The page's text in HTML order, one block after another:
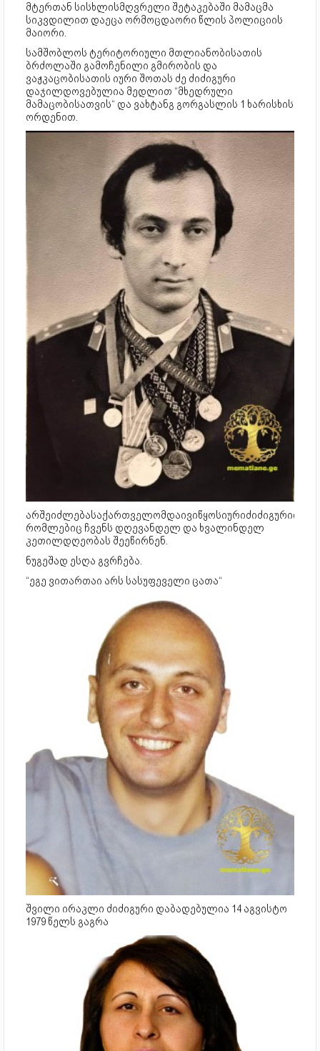
მტერთან სისხლისმღვრელი შეტაკებაში მამაცმა
სიკვდილით დაეცა ორმოცდაორი წლის პოლიციის
მაიორი.
სამშობლოს ტერიტორიული მთლიანობისათის
ბრძოლაში გამოჩენილი გმირობის და
ვაჟკაცობისათის იური შოთას ძე ძიძიგური
დაჯილდოვებულია მედლით “მხედრული
მამაცობისათვის“ და ვახტანგ გორგასლის 1 ხარისხის
ორდენით.
რომლებიც ჩვენს დღევანდელ და ხვალინდელ
კეთილდღეობას შეეწირნენ.
ნუგეშად ესღა გვრჩება.
“ეგე ვითართაი არს სასუფეველი ცათა“
შვილი ირაკლი ძიძიგური დაბადებულია 14 აგვისტო
1979 წელს გაგრა